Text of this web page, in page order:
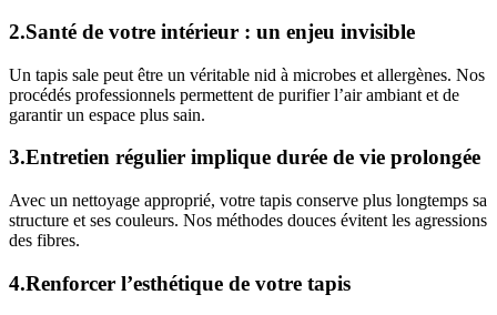
2.Santé de votre intérieur : un enjeu invisible
Un tapis sale peut être un véritable nid à microbes et allergènes. Nos
procédés professionnels permettent de purifier l’air ambiant et de
garantir un espace plus sain.
3.Entretien régulier implique durée de vie prolongée
Avec un nettoyage approprié, votre tapis conserve plus longtemps sa
structure et ses couleurs. Nos méthodes douces évitent les agressions
des fibres.
4.Renforcer l’esthétique de votre tapis